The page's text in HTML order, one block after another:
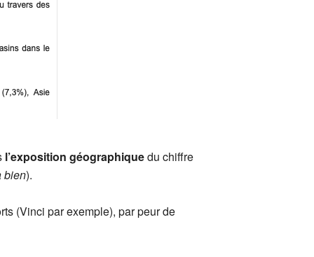
l’exposition géographiquedu chiffre
bien).
(Vinci par exemple), par peur de